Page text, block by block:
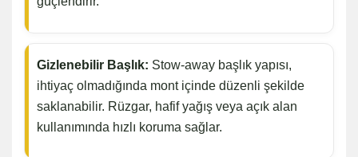
Gizlenebilir Başlık: Stow-away başlık yapısı,
ihtiyaç olmadığında mont içinde düzenli şekilde
saklanabilir. Rüzgar, hafif yağış veya açık alan
kullanımında hızlı koruma sağlar.